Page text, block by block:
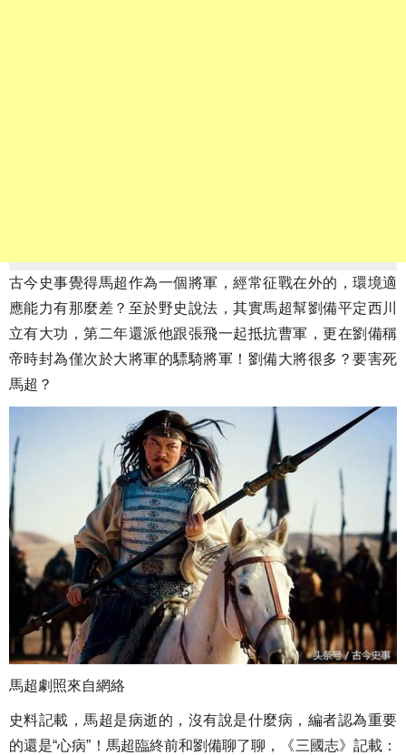
古今史事覺得馬超作為一個將軍，經常征戰在外的，環境適
應能力有那麼差？至於野史說法，其實馬超幫劉備平定西川
立有大功，第二年還派他跟張飛一起抵抗曹軍，更在劉備稱
帝時封為僅次於大將軍的驃騎將軍！劉備大將很多？要害死
馬超？
馬超劇照來自網絡
史料記載，馬超是病逝的，沒有說是什麼病，編者認為重要
的還是“心病”！馬超臨終前和劉備聊了聊，《三國志》記載：